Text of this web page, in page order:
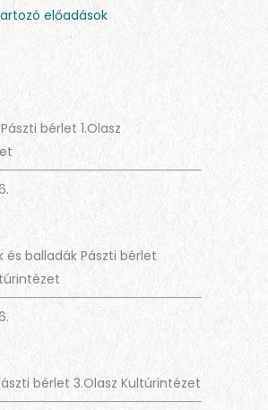
előadások
bérlet 1.Olasz
és balladák Pászti bérlet
bérlet 3.Olasz Kultúrintézet